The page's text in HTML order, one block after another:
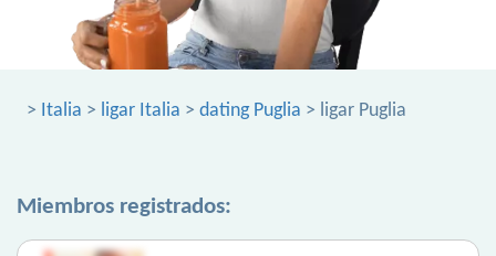
> Italia > ligar Italia > dating Puglia > ligar Puglia
Miembros registrados: